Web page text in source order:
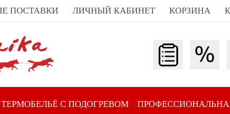
ПОСТАВКИ ЛИЧНЫЙ КАБИНЕТ КОРЗИНА
ТЕРМОБЕЛЬЁ С ПОДОГРЕВОМ